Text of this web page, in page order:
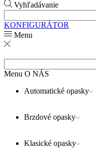
Vyhľadávanie
Search
input
KONFIGURÁTOR
Menu
Search
input
Menu O NÁS
Automatické opasky
Brzdové opasky
Klasické opasky